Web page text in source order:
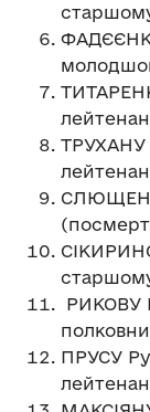
ТРУХАНУ
РИКОВУ
ПРУСУ